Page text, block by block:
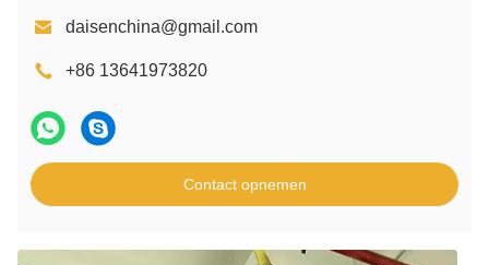
daisenchina@gmail.com
+86 13641973820
Contact opnemen